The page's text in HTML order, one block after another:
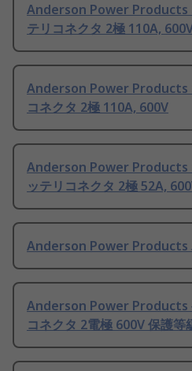
Anderson Power Products
テリコネクタ 2極 110A,
Anderson Power Products
コネクタ 2極 110A, 600V
Anderson Power Products
ッテリコネクタ 2極 52A,
Anderson Power Products
Anderson Power Products
コネクタ 2電極 600V 保護等